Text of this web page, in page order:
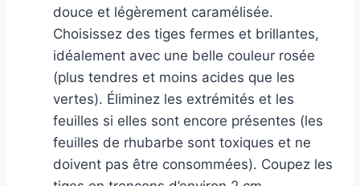
douce et légèrement caramélisée.
Choisissez des tiges fermes et brillantes,
idéalement avec une belle couleur rosée
(plus tendres et moins acides que les
vertes). Éliminez les extrémités et les
feuilles si elles sont encore présentes (les
feuilles de rhubarbe sont toxiques et ne
doivent pas être consommées). Coupez les